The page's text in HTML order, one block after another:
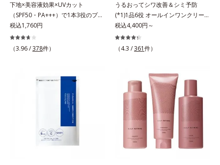
有効成分「トラネキサム酸」を配合
しました。さらに、シリーズ共通の
美容成分「GLルートブースター
(*10)」を配合することで、肌のふ
っくら感や透明感を叶えます。美白
上向き(*11)のハリと透明感を。効
イジングケアを応援します。*1 メ
ラニンの生成を抑え、シミ・ソバカ
スを防ぐ（ウォッシュを除く）*2
オルビス内スキンケアシリーズの保
湿力*3 年齢に応じたお手入れのこ
て、従来から配合している美白(*1)
有効成分「トラネキサム酸」を配合
しました。さらに、シリーズ共通の
美容成分「GLルートブースター
(*11)」を配合することで、肌のふ
アが叶うシリーズに。3ステップで
上向き(*12)のハリと透明感を。効
果的なシナジー設計で、あなたのエ
イジングケアを応援します。*1 メ
ラニンの生成を抑え、シミ・ソバカ
スを防ぐ（ウォッシュを除く）*2
オルビス内スキンケアシリーズの保
湿力*3 年齢に応じたお手入れのこ
下地×美容液効果×UVカット
（SPF50・PA+++）で1本3役のプラ
イマー。凹凸をつるんとなめらかに
(*1)整え、化粧ノリUPの高機能化粧
下地。“塗るたび高まる、素肌の美
る小ジワをカバーしてハリ肌に整え
凸をつるんとなめらかに(*1)。スキ
ンケア発想の化粧下地です。保湿成
分が肌全層(*2)に働きかけて、肌の
うるおいをグンとアップ＆リッチな
クリームのようにぴたっと密着。乾
税込1,760円
（3.96 /378件）
うるおってシワ改善＆シミ予防
(*1)1品6役 オールインワンクリー
ム。オルビスアンバーは、いつも⾃
然体で美しくありたいと願う⼤⼈世
代に寄り添うブランドです。年齢印
世代の肌に向き合い、手軽なお手入
れで賢いケアを。ライフスタイルに
なじむ、若々しい印象(*2)作りのサ
ポートをします。オルビスアンバー
ヴァイタルトリートメントクリーム
「オルビスアンバー ヴァイタルト
リートメントクリーム」は、1品
で、化粧水、クリーム、シワ改善・
税込4,400円～
（4.3 /361件）